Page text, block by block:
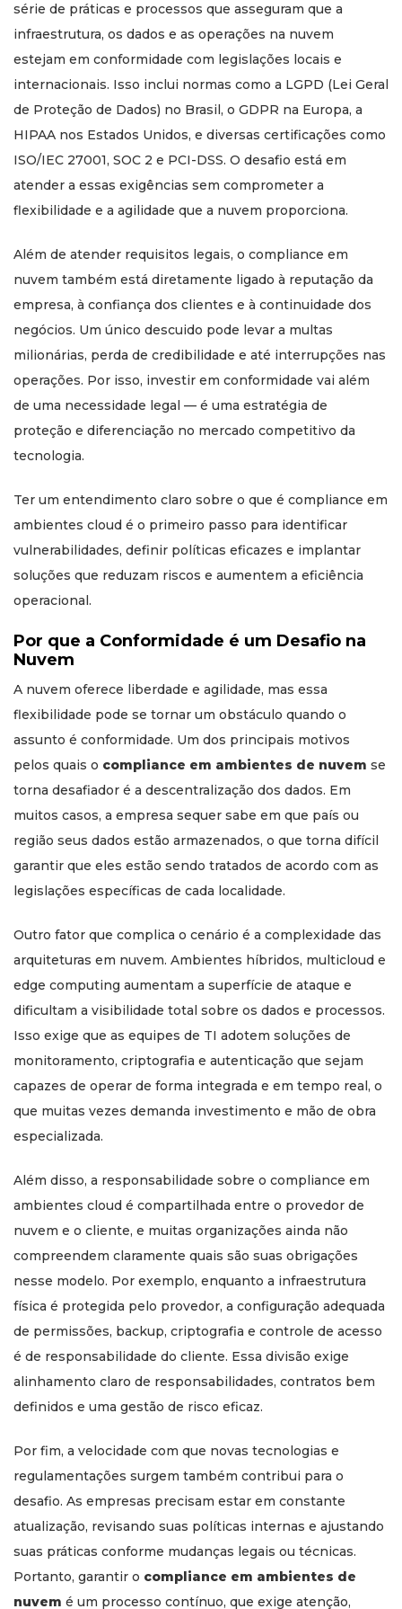
série de práticas e processos que asseguram que a
infraestrutura, os dados e as operações na nuvem
estejam em conformidade com legislações locais e
internacionais. Isso inclui normas como a LGPD (Lei Geral
de Proteção de Dados) no Brasil, o GDPR na Europa, a
HIPAA nos Estados Unidos, e diversas certificações como
ISO/IEC 27001, SOC 2 e PCI-DSS. O desafio está em
atender a essas exigências sem comprometer a
flexibilidade e a agilidade que a nuvem proporciona.
Além de atender requisitos legais, o compliance em
nuvem também está diretamente ligado à reputação da
empresa, à confiança dos clientes e à continuidade dos
negócios. Um único descuido pode levar a multas
milionárias, perda de credibilidade e até interrupções nas
operações. Por isso, investir em conformidade vai além
de uma necessidade legal — é uma estratégia de
proteção e diferenciação no mercado competitivo da
tecnologia.
Ter um entendimento claro sobre o que é compliance em
ambientes cloud é o primeiro passo para identificar
vulnerabilidades, definir políticas eficazes e implantar
soluções que reduzam riscos e aumentem a eficiência
operacional.
Por que a Conformidade é um Desafio na
Nuvem
A nuvem oferece liberdade e agilidade, mas essa
flexibilidade pode se tornar um obstáculo quando o
assunto é conformidade. Um dos principais motivos
pelos quais o compliance em ambientes de nuvem se
torna desafiador é a descentralização dos dados. Em
muitos casos, a empresa sequer sabe em que país ou
região seus dados estão armazenados, o que torna difícil
garantir que eles estão sendo tratados de acordo com as
legislações específicas de cada localidade.
Outro fator que complica o cenário é a complexidade das
arquiteturas em nuvem. Ambientes híbridos, multicloud e
edge computing aumentam a superfície de ataque e
dificultam a visibilidade total sobre os dados e processos.
Isso exige que as equipes de TI adotem soluções de
monitoramento, criptografia e autenticação que sejam
capazes de operar de forma integrada e em tempo real, o
que muitas vezes demanda investimento e mão de obra
especializada.
Além disso, a responsabilidade sobre o compliance em
ambientes cloud é compartilhada entre o provedor de
nuvem e o cliente, e muitas organizações ainda não
compreendem claramente quais são suas obrigações
nesse modelo. Por exemplo, enquanto a infraestrutura
física é protegida pelo provedor, a configuração adequada
de permissões, backup, criptografia e controle de acesso
é de responsabilidade do cliente. Essa divisão exige
alinhamento claro de responsabilidades, contratos bem
definidos e uma gestão de risco eficaz.
Por fim, a velocidade com que novas tecnologias e
regulamentações surgem também contribui para o
desafio. As empresas precisam estar em constante
atualização, revisando suas políticas internas e ajustando
suas práticas conforme mudanças legais ou técnicas.
Portanto, garantir o compliance em ambientes de
nuvem é um processo contínuo, que exige atenção,